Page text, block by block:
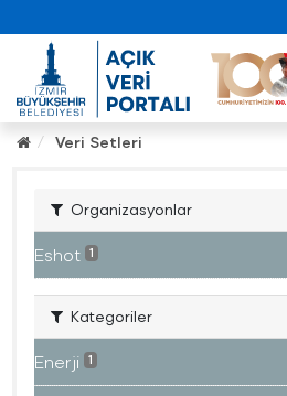
Veri Setleri
Organizasyonlar
Eshot 1
Kategoriler
Enerji 1